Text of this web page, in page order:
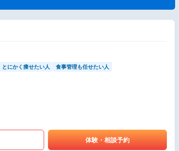
とにかく痩せたい人 食事管理も任せたい人
体験・相談予約